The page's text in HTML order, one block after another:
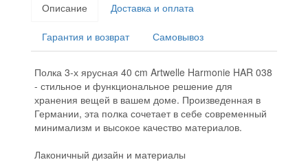
Описание Доставка и оплата
Гарантия и возврат Самовывоз
Полка 3-х ярусная 40 cm Artwelle Harmonie HAR 038
- стильное и функциональное решение для
хранения вещей в вашем доме. Произведенная в
Германии, эта полка сочетает в себе современный
минимализм и высокое качество материалов.
Лаконичный дизайн и материалы